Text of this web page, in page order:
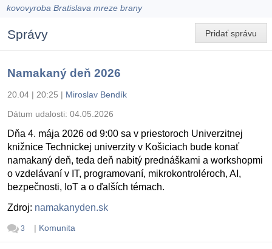
kovovyroba Bratislava mreze brany
Pridať správu
Správy
Namakaný deň 2026
20.04 | 20:25 | Miroslav Bendík
Dátum udalosti: 04.05.2026
Dňa 4. mája 2026 od 9:00 sa v priestoroch Univerzitnej
knižnice Technickej univerzity v Košiciach bude konať
namakaný deň, teda deň nabitý prednáškami a workshopmi
o vzdelávaní v IT, programovaní, mikrokontroléroch, AI,
bezpečnosti, IoT a o ďalších témach.
Zdroj: namakanyden.sk
3 | Komunita